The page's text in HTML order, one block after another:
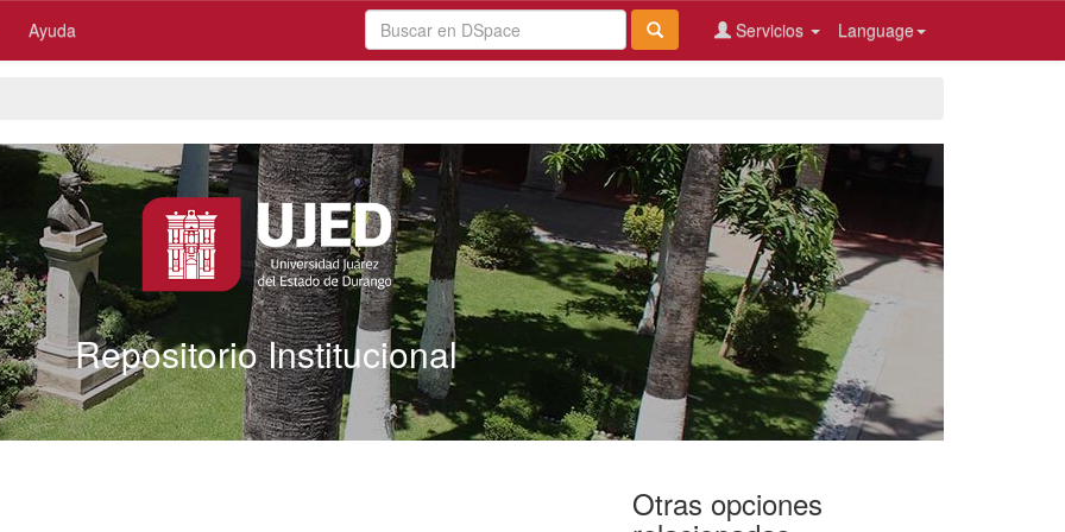
Ayuda Language
Servicios
Repositorio Institucional
Otras opciones